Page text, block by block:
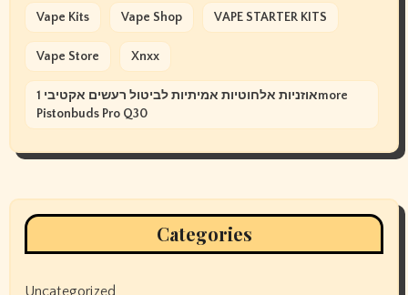
Vape Kits Vape Shop VAPE STARTER KITS
Vape Store Xnxx
אוזניות אלחוטיות אמיתיות לביטול רעשים אקטיבי 1more
Pistonbuds Pro Q30
Categories
Uncategorized